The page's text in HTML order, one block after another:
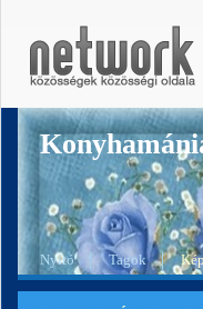
Nyitó Tagok